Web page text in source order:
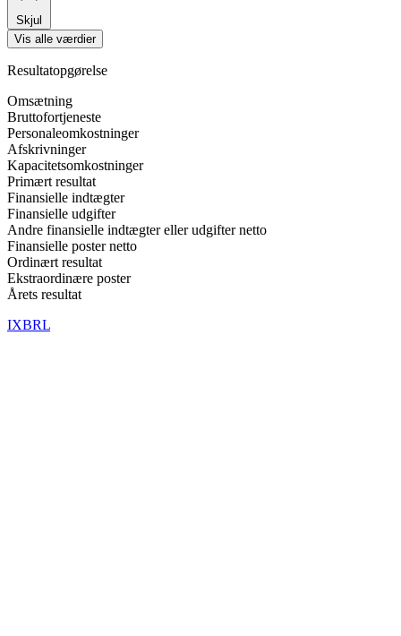
Skjul
Vis alle værdier
Resultatopgørelse
Omsætning
Bruttofortjeneste
Personaleomkostninger
Afskrivninger
Kapacitetsomkostninger
Primært resultat
Finansielle indtægter
Finansielle udgifter
Andre finansielle indtægter eller udgifter netto
Finansielle poster netto
Ordinært resultat
Ekstraordinære poster
Årets resultat
IXBRL